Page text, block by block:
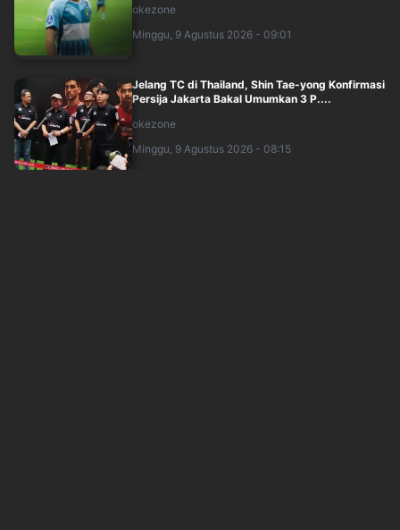
okezone
Minggu, 9 Agustus 2026 - 09:01
Jelang TC di Thailand, Shin Tae-yong Konfirmasi
Persija Jakarta Bakal Umumkan 3 P....
okezone
Minggu, 9 Agustus 2026 - 08:15